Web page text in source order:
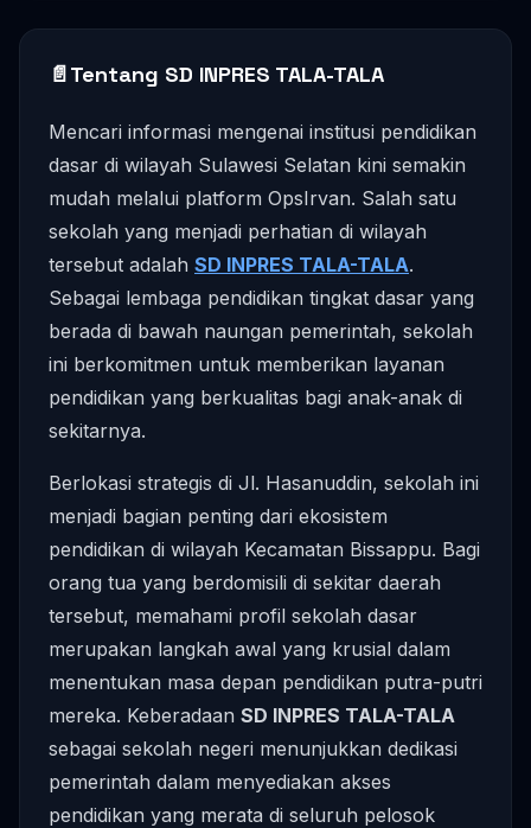
📄Tentang SD INPRES TALA-TALA
Mencari informasi mengenai institusi pendidikan
dasar di wilayah Sulawesi Selatan kini semakin
mudah melalui platform OpsIrvan. Salah satu
sekolah yang menjadi perhatian di wilayah
tersebut adalah SD INPRES TALA-TALA.
Sebagai lembaga pendidikan tingkat dasar yang
berada di bawah naungan pemerintah, sekolah
ini berkomitmen untuk memberikan layanan
pendidikan yang berkualitas bagi anak-anak di
sekitarnya.
Berlokasi strategis di Jl. Hasanuddin, sekolah ini
menjadi bagian penting dari ekosistem
pendidikan di wilayah Kecamatan Bissappu. Bagi
orang tua yang berdomisili di sekitar daerah
tersebut, memahami profil sekolah dasar
merupakan langkah awal yang krusial dalam
menentukan masa depan pendidikan putra-putri
mereka. Keberadaan SD INPRES TALA-TALA
sebagai sekolah negeri menunjukkan dedikasi
pemerintah dalam menyediakan akses
pendidikan yang merata di seluruh pelosok